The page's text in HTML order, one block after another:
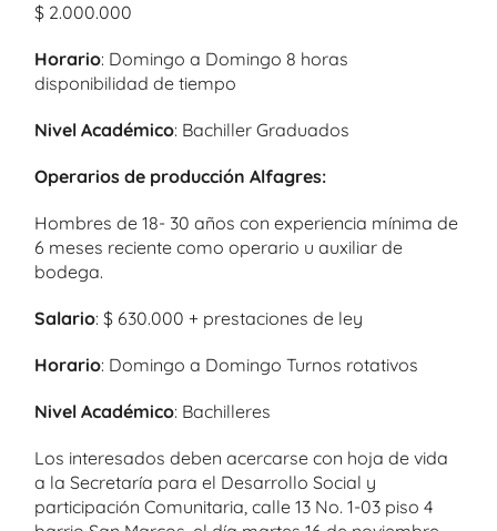
$ 2.000.000
Horario: Domingo a Domingo 8 horas
disponibilidad de tiempo
Nivel Académico: Bachiller Graduados
Operarios de producción Alfagres:
Hombres de 18- 30 años con experiencia mínima de
6 meses reciente como operario u auxiliar de
bodega.
Salario: $ 630.000 + prestaciones de ley
Horario: Domingo a Domingo Turnos rotativos
Nivel Académico: Bachilleres
Los interesados deben acercarse con hoja de vida
a la Secretaría para el Desarrollo Social y
participación Comunitaria, calle 13 No. 1-03 piso 4